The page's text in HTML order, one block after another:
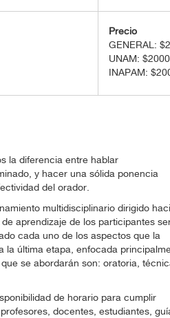
Precio
GENERAL:
UNAM:
INAPAM:
la diferencia entre hablar
y hacer una sólida ponencia
del orador.
multidisciplinario dirigido
aprendizaje de los participantes
cada uno de los aspectos que la
la última etapa, enfocada
se abordarán son: oratoria,
de horario para cumplir
docentes, estudiantes,